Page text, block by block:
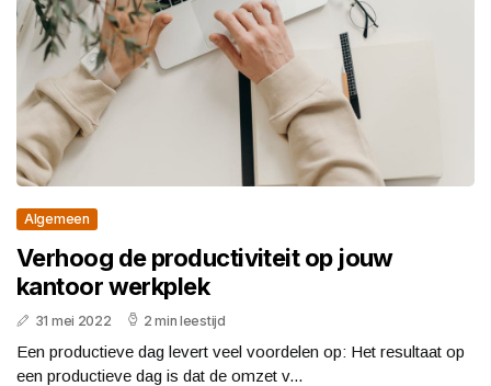
Algemeen
Verhoog de productiviteit op jouw
kantoor werkplek
31 mei 2022 2 min leestijd
Een productieve dag levert veel voordelen op: Het resultaat op
een productieve dag is dat de omzet v...